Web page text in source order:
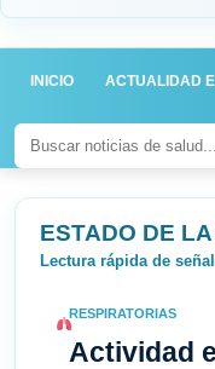
INICIO ACTUALIDAD
ESTADO DE
Lectura rápida de
RESPIRATORIAS
Actividad